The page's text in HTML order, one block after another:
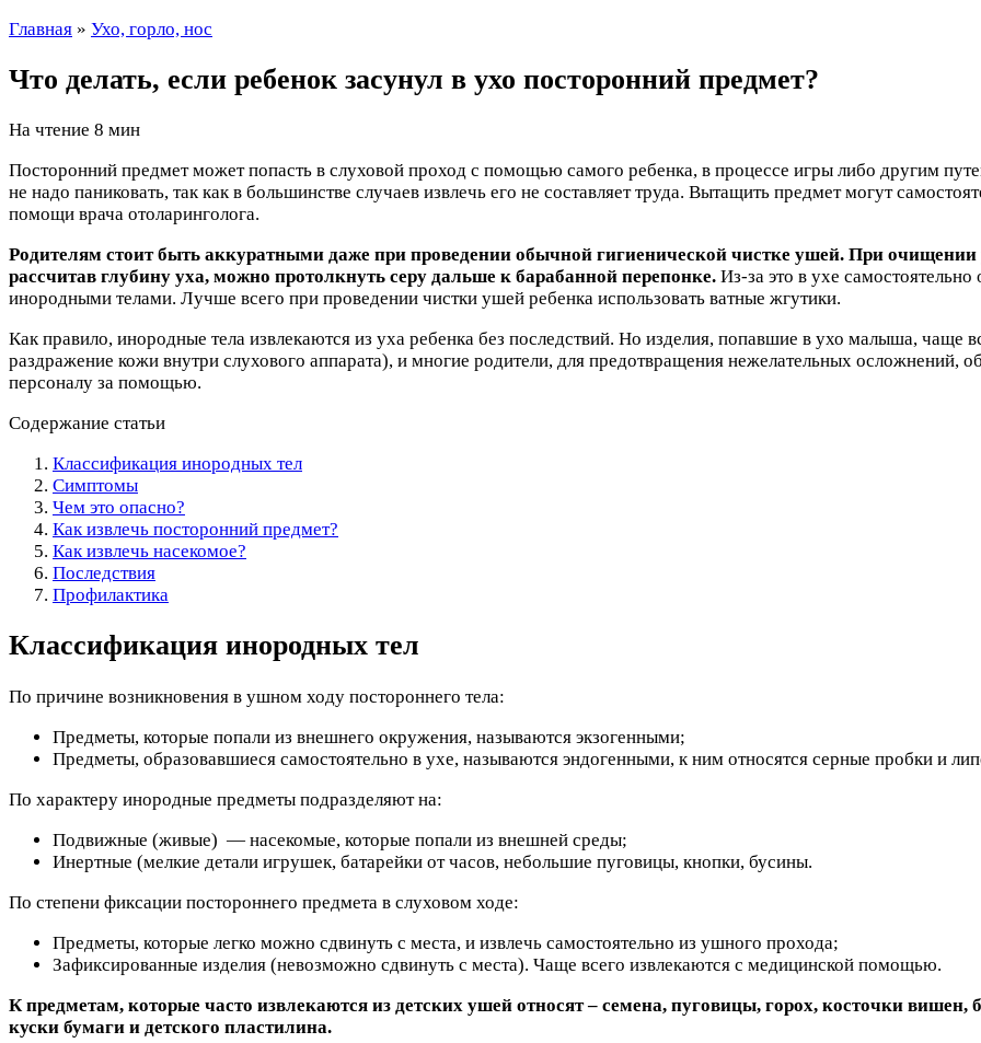
Главная » Ухо, горло, нос
Что делать, если ребенок засунул в ухо посторонний предмет?
На чтение 8 мин
Посторонний предмет может попасть в слуховой проход с помощью самого ребенка, в процессе игры либо другим
не надо паниковать, так как в большинстве случаев извлечь его не составляет труда. Вытащить предмет могут
помощи врача отоларинголога.
Родителям стоит быть аккуратными даже при проведении обычной гигиенической чистке ушей. При
рассчитав глубину уха, можно протолкнуть серу дальше к барабанной перепонке. Из-за это в ухе
инородными телами. Лучше всего при проведении чистки ушей ребенка использовать ватные жгутики.
Как правило, инородные тела извлекаются из уха ребенка без последствий. Но изделия, попавшие в ухо малыша, чаще
раздражение кожи внутри слухового аппарата), и многие родители, для предотвращения нежелательных
персоналу за помощью.
Содержание статьи
Классификация инородных тел
Симптомы
Чем это опасно?
Как извлечь посторонний предмет?
Как извлечь насекомое?
Последствия
Профилактика
Классификация инородных тел
По причине возникновения в ушном ходу постороннего тела:
Предметы, которые попали из внешнего окружения, называются экзогенными;
Предметы, образовавшиеся самостоятельно в ухе, называются эндогенными, к ним относятся серные пробки и
По характеру инородные предметы подразделяют на:
Подвижные (живые) — насекомые, которые попали из внешней среды;
Инертные (мелкие детали игрушек, батарейки от часов, небольшие пуговицы, кнопки, бусины.
По степени фиксации постороннего предмета в слуховом ходе:
Предметы, которые легко можно сдвинуть с места, и извлечь самостоятельно из ушного прохода;
Зафиксированные изделия (невозможно сдвинуть с места). Чаще всего извлекаются с медицинской помощью.
К предметам, которые часто извлекаются из детских ушей относят – семена, пуговицы, горох, косточки
куски бумаги и детского пластилина.